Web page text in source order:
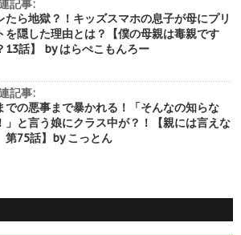
記事:
たら地獄？！キッズスマホの息子が母にプリ
を隠した理由とは？【僕の母親は毒親です
13話】 by はらぺこもんろー
記事:
での悪事まで暴かれる！「そんなの知らな
」と言う娘にクラス中が？！【親には言えな
75話】by こっとん